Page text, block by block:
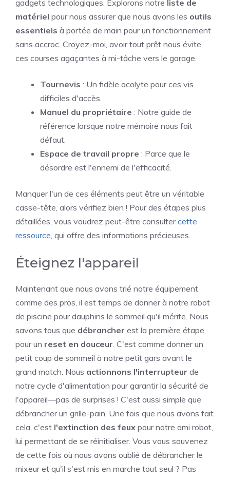
gadgets technologiques. Explorons notre liste de
matériel pour nous assurer que nous avons les outils
essentiels à portée de main pour un fonctionnement
sans accroc. Croyez-moi, avoir tout prêt nous évite
ces courses agaçantes à mi-tâche vers le garage.
Tournevis : Un fidèle acolyte pour ces vis
difficiles d'accès.
Manuel du propriétaire : Notre guide de
référence lorsque notre mémoire nous fait
défaut.
Espace de travail propre : Parce que le
désordre est l'ennemi de l'efficacité.
Manquer l'un de ces éléments peut être un véritable
casse-tête, alors vérifiez bien ! Pour des étapes plus
détaillées, vous voudrez peut-être consultercette
ressource, qui offre des informations précieuses.
Éteignez l'appareil
Maintenant que nous avons trié notre équipement
comme des pros, il est temps de donner à notre robot
de piscine pour dauphins le sommeil qu'il mérite. Nous
savons tous que débrancher est la première étape
pour un reset en douceur. C'est comme donner un
petit coup de sommeil à notre petit gars avant le
grand match. Nous actionnons l'interrupteur de
notre cycle d'alimentation pour garantir la sécurité de
l'appareil—pas de surprises ! C'est aussi simple que
débrancher un grille-pain. Une fois que nous avons fait
cela, c'est l'extinction des feux pour notre ami robot,
lui permettant de se réinitialiser. Vous vous souvenez
de cette fois où nous avons oublié de débrancher le
mixeur et qu'il s'est mis en marche tout seul ? Pas